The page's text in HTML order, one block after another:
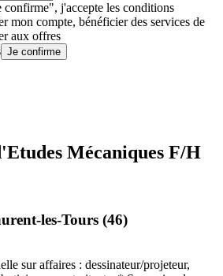
confirme", j'accepte les conditions
mon compte, bénéficier des services de
aux offres
Je confirme
Mécaniques F/H
les-Tours (46)
sur affaires : dessinateur/projeteur,